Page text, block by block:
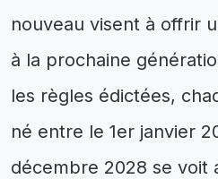
nouveau visent à offrir
à la prochaine
les règles édictées,
né entre le 1er janvier
décembre 2028 se voit